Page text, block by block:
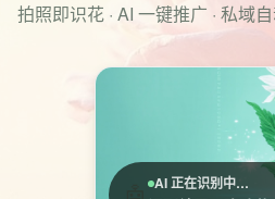
拍照即识花 · AI 一键推广 · 私
AI 正在识别中…